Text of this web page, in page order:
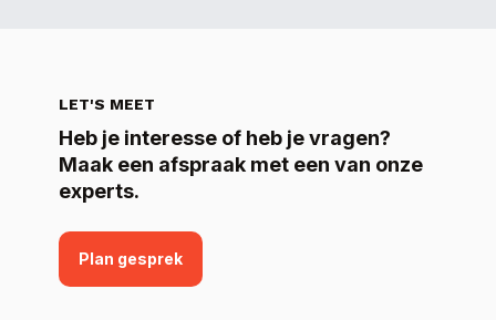
LET'S MEET
Heb je interesse of heb je vragen?
Maak een afspraak met een van onze
experts.
Plan gesprek